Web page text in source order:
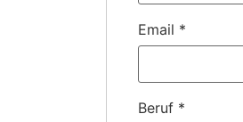
Email *
Beruf *